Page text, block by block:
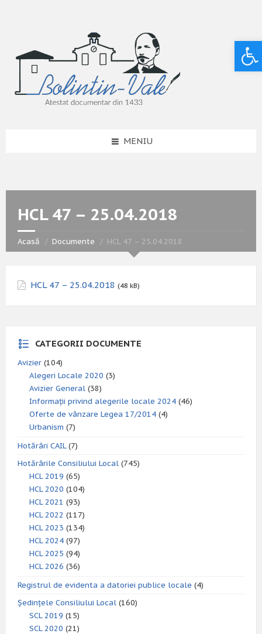
MENIU
HCL 47 – 25.04.2018
Acasă Documente HCL 47 – 25.04.2018
HCL 47 – 25.04.2018 (48 kB)
CATEGORII DOCUMENTE
Avizier (104)
Alegeri Locale 2020 (3)
Avizier General (38)
Informații privind alegerile locale 2024 (46)
Oferte de vânzare Legea 17/2014 (4)
Urbanism (7)
Hotărâri CAIL(7)
Hotărârile Consiliului Local (745)
HCL 2019 (65)
HCL 2020 (104)
HCL 2021 (93)
HCL 2022 (117)
HCL 2023 (134)
HCL 2024 (97)
HCL 2025 (94)
HCL 2026 (36)
Registrul de evidenta a datoriei publice locale (4)
Ședințele Consiliului Local (160)
SCL 2019 (15)
SCL 2020 (21)
Deschide bara de unelte